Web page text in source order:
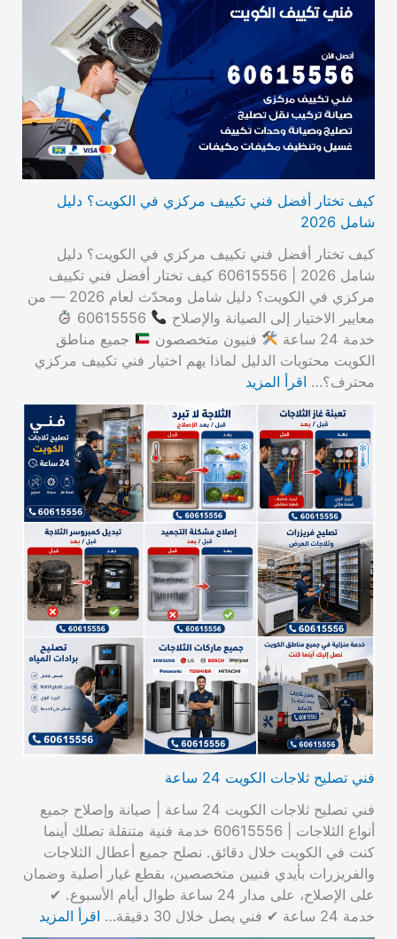
كيف تختار أفضل فني تكييف مركزي في الكويت؟ دليل
شامل 2026
كيف تختار أفضل فني تكييف مركزي في الكويت؟ دليل
شامل 2026 | 60615556 كيف تختار أفضل فني تكييف
مركزي في الكويت؟ دليل شامل ومحدّث لعام 2026 — من
معايير الاختيار إلى الصيانة والإصلاح
خدمة 24 ساعة
فنيون متخصصون
جميع مناطق
الكويت محتويات الدليل لماذا يهم اختيار فني تكييف مركزي
محترف؟… اقرأ المزيد
فني تصليح ثلاجات الكويت 24 ساعة
فني تصليح ثلاجات الكويت 24 ساعة | صيانة وإصلاح جميع
أنواع الثلاجات | 60615556 خدمة فنية متنقلة تصلك أينما
كنت في الكويت خلال دقائق. نصلح جميع أعطال الثلاجات
والفريزرات بأيدي فنيين متخصصين، بقطع غيار أصلية وضمان
على الإصلاح، على مدار 24 ساعة طوال أيام الأسبوع. ✔
خدمة 24 ساعة ✔ فني يصل خلال 30 دقيقة…
اقرأ المزيد